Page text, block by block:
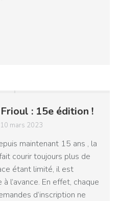
: 15e édition !
10 mars 2023
maintenant 15 ans , la
courir toujours plus de
étant limité, il est
l’avance. En effet, chaque
d’inscription ne